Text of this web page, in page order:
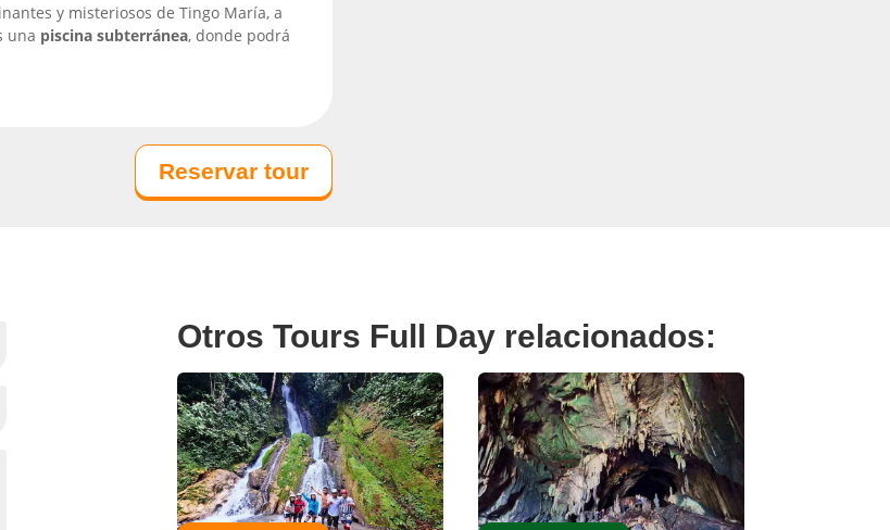
y misteriosos de Tingo María,a
una piscina subterránea, donde podrá
Reservar tour
Otros Tours Full Day relacionados: